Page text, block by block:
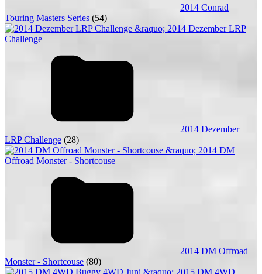
2014 Conrad
Touring Masters Series (54)
2014 Dezember
LRP Challenge (28)
2014 DM Offroad
Monster - Shortcouse (80)